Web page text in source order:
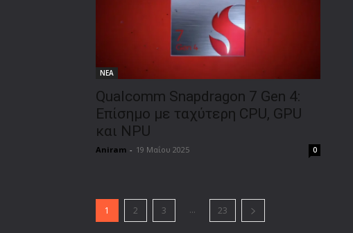
ΝΕΑ
Qualcomm Snapdragon 7 Gen 4:
Επίσημο με ταχύτερη CPU, GPU
και NPU
Aniram - 19 Μαΐου 2025 0
1 2 3 ... 23